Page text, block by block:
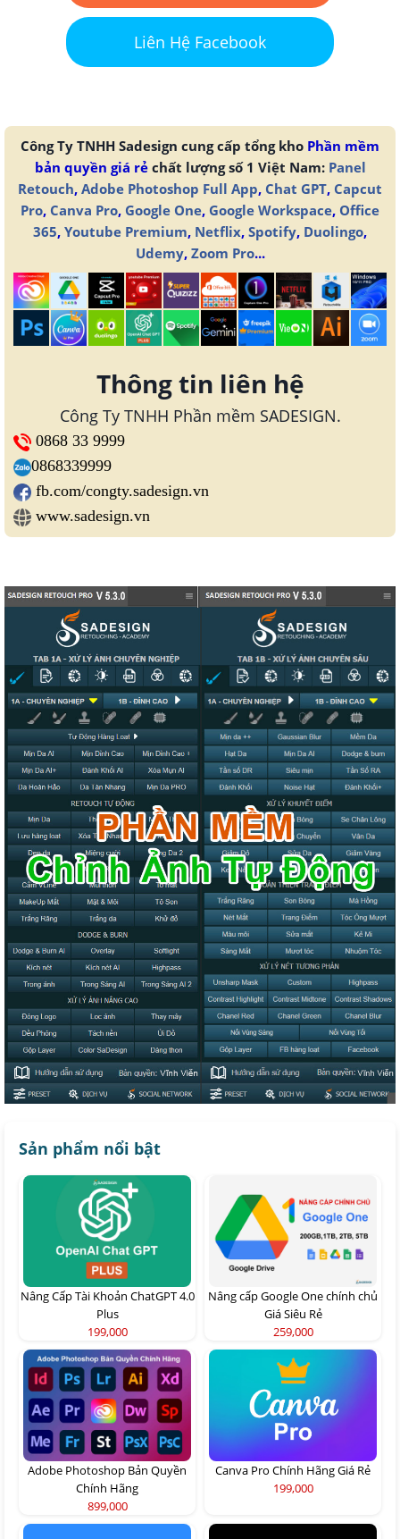
Liên Hệ Facebook
Công Ty TNHH Sadesign cung cấp tổng kho Phần mềm
bản quyền giá rẻchất lượng số 1 Việt Nam: Panel
Retouch, Adobe Photoshop Full App, Chat GPT, Capcut
Pro, Canva Pro, Google One, Google Workspace, Office
365, Youtube Premium, Netflix, Spotify, Duolingo,
Udemy, Zoom Pro...
Thông tin liên hệ
Công Ty TNHH Phần mềm SADESIGN.
0868 33 9999
0868339999
fb.com/congty.sadesign.vn
www.sadesign.vn
Sản phẩm nổi bật
Nâng Cấp Tài Khoản ChatGPT 4.0
Plus
199,000
Nâng cấp Google One chính chủ
Giá Siêu Rẻ
259,000
Adobe Photoshop Bản Quyền
Chính Hãng
899,000
Canva Pro Chính Hãng Giá Rẻ
199,000